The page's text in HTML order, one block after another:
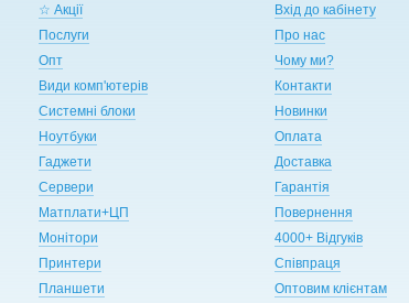
☆ Акції
Послуги
Опт
Види комп'ютерів
Системні блоки
Ноутбуки
Гаджети
Сервери
Матплати+ЦП
Монітори
Принтери
Планшети
Вхід до кабінету
Про нас
Чому ми?
Контакти
Новинки
Оплата
Доставка
Гарантія
Повернення
4000+ Відгуків
Співпраця
Оптовим клієнтам